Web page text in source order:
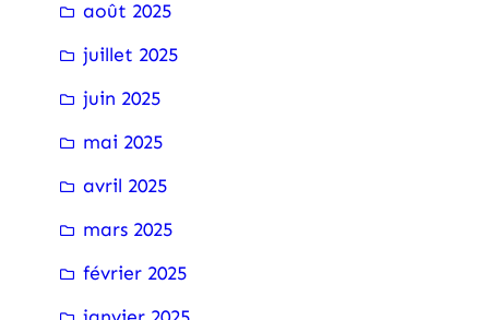
août 2025
juillet 2025
juin 2025
mai 2025
avril 2025
mars 2025
février 2025